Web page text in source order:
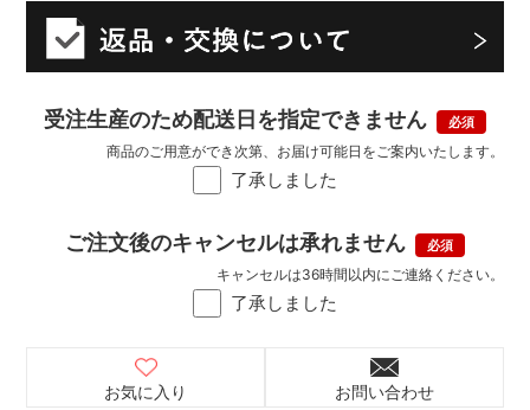
受注生産のため配送日を指定できません
了承しました
商品のご用意ができ次第、お届け可能日をご案内いたします。
ご注文後のキャンセルは承れません
了承しました
キャンセルは36時間以内にご連絡ください。
お気に入り お問い合わせ